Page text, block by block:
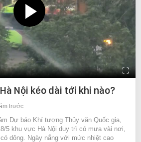
Nội kéo dài tới khi nào?
trước
Dự báo Khí tượng Thủy văn Quốc gia,
5 khu vực Hà Nội duy trì có mưa vài nơi,
dông. Ngày nắng với mức nhiệt cao